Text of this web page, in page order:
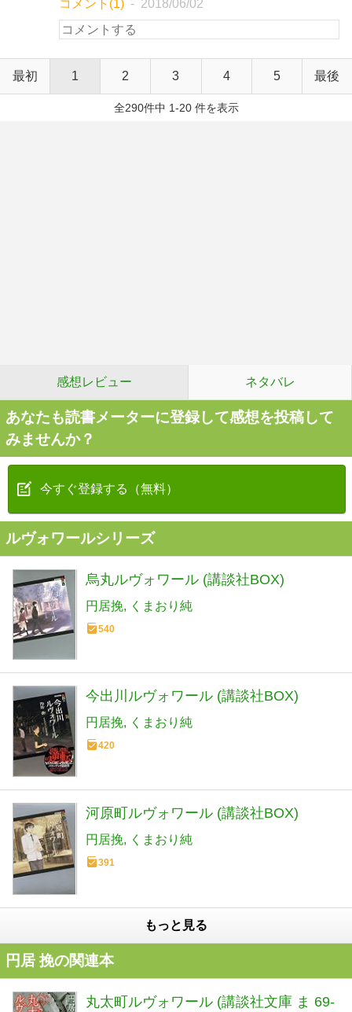
コメント(1) 2018/06/02
最初 1 2 3 4 5 最後
全290件中 1-20 件を表示
感想レビュー ネタバレ
あなたも読書メーターに登録して感想を投稿して
みませんか？
今すぐ登録する（無料）
ルヴォワールシリーズ
烏丸ルヴォワール (講談社BOX)
円居挽 くまおり純
540
今出川ルヴォワール (講談社BOX)
円居挽 くまおり純
420
河原町ルヴォワール (講談社BOX)
円居挽 くまおり純
391
もっと見る
円居 挽の関連本
丸太町ルヴォワール (講談社文庫 ま 69-